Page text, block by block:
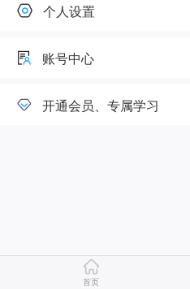
个人设置
账号中心
开通会员、专属学习
首页